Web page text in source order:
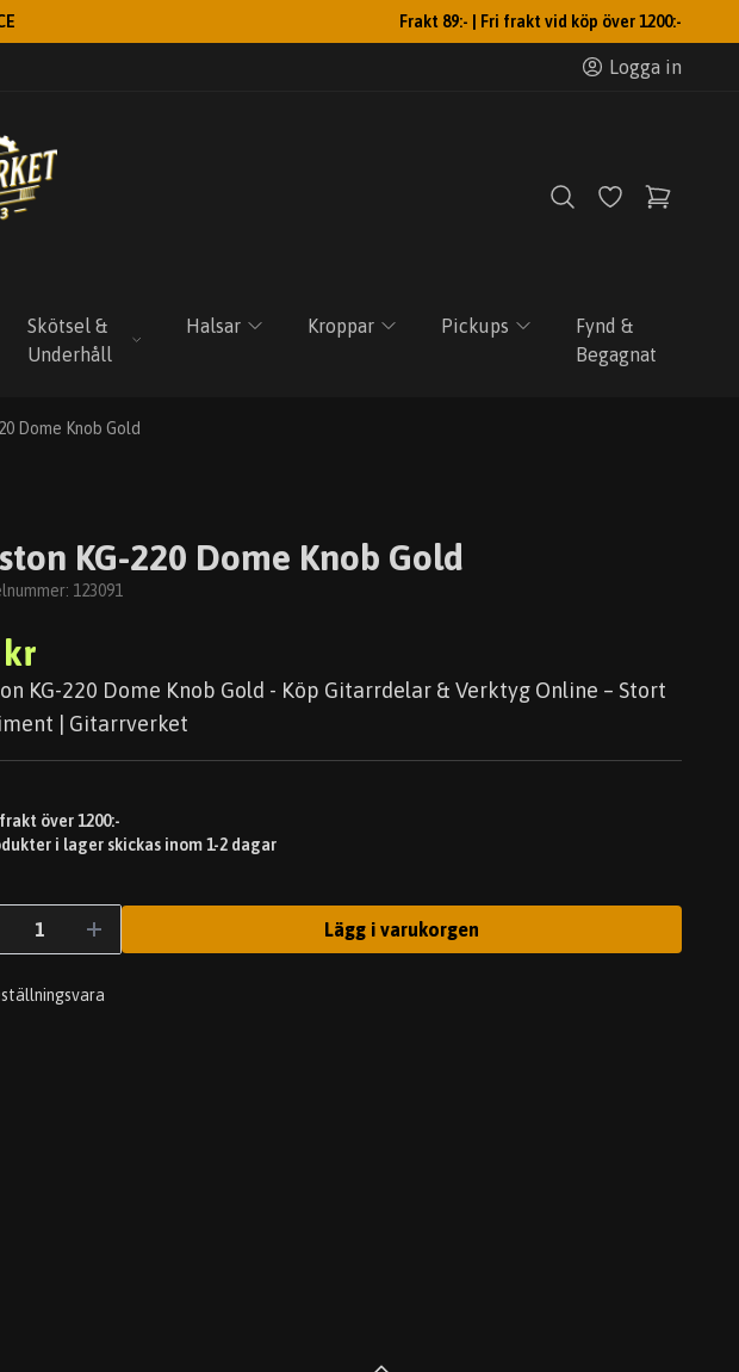
Frakt 89:- | Fri frakt vid köp över 1200:-
Logga in
Skötsel &
Underhåll
Halsar Kroppar Pickups
Fynd &
Begagnat
Dome Knob Gold
KG-220 Dome Knob Gold
123091
KG-220 Dome Knob Gold - Köp Gitarrdelar & Verktyg Online – Stort
| Gitarrverket
över 1200:-
i lager skickas inom 1-2 dagar
Lägg i varukorgen